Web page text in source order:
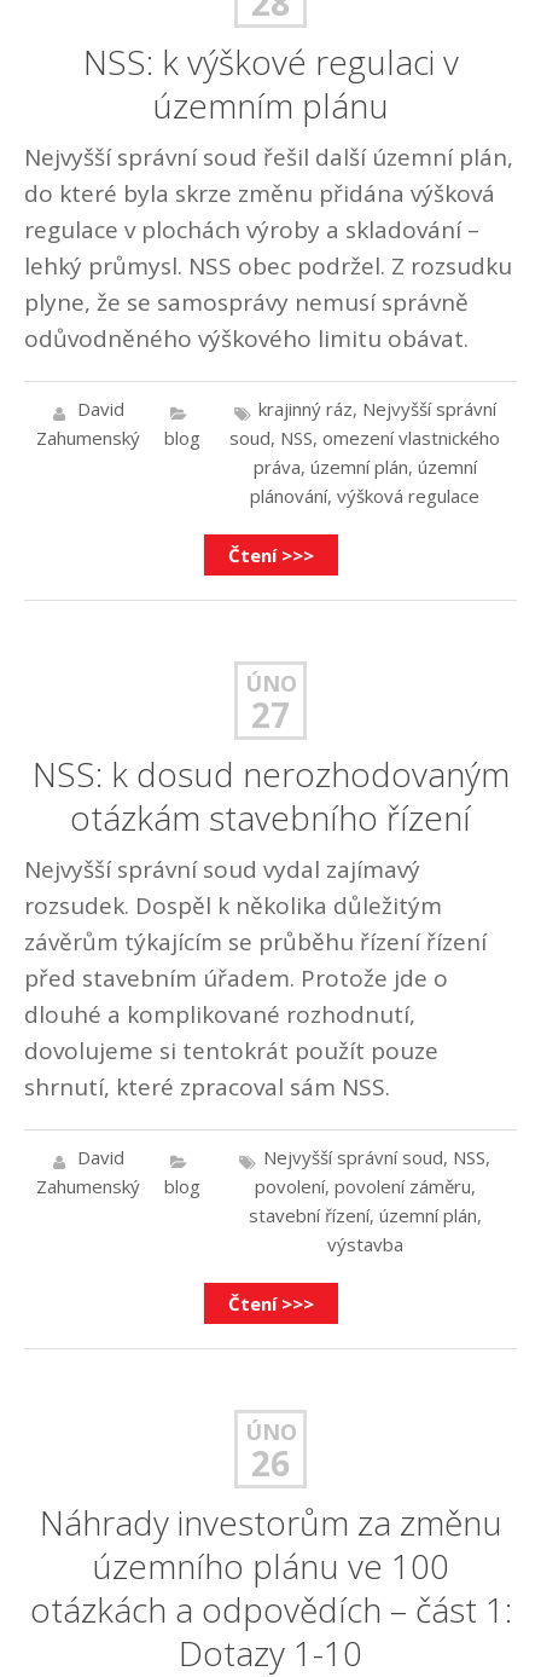
NSS: k výškové regulaci v
územním plánu
Nejvyšší správní soud řešil další územní plán,
do které byla skrze změnu přidána výšková
regulace v plochách výroby a skladování –
lehký průmysl. NSS obec podržel. Z rozsudku
plyne, že se samosprávy nemusí správně
odůvodněného výškového limitu obávat.
David
Zahumenský
blog
krajinný ráz, Nejvyšší správní
soud, NSS, omezení vlastnického
práva, územní plán, územní
plánování, výšková regulace
Čtení >>>
ÚNO
27
NSS: k dosud nerozhodovaným
otázkám stavebního řízení
Nejvyšší správní soud vydal zajímavý
rozsudek. Dospěl k několika důležitým
závěrům týkajícím se průběhu řízení řízení
před stavebním úřadem. Protože jde o
dlouhé a komplikované rozhodnutí,
dovolujeme si tentokrát použít pouze
shrnutí, které zpracoval sám NSS.
David
Zahumenský
blog
Nejvyšší správní soud, NSS,
povolení, povolení záměru,
stavební řízení, územní plán,
výstavba
Čtení >>>
ÚNO
26
Náhrady investorům za změnu
územního plánu ve 100
otázkách a odpovědích – část 1:
Dotazy 1-10